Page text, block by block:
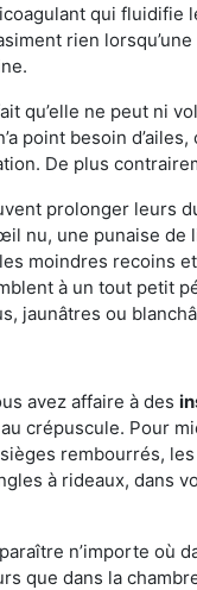
qui fluidifie
rien
qu’elle ne peut ni
point besoin
De plus
prolonger leurs
nu, une punaise
moindres recoins
à un tout petit
ou
avez affaire à des
crépuscule. Pour
rembourrés,
à rideaux, dans
n’importe où
dans la